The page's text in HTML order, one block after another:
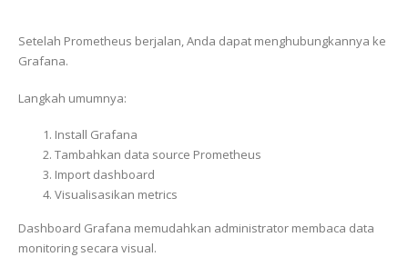
Setelah Prometheus berjalan, Anda dapat menghubungkannya ke
Grafana.
Langkah umumnya:
Install Grafana
Tambahkan data source Prometheus
Import dashboard
Visualisasikan metrics
Dashboard Grafana memudahkan administrator membaca data
monitoring secara visual.